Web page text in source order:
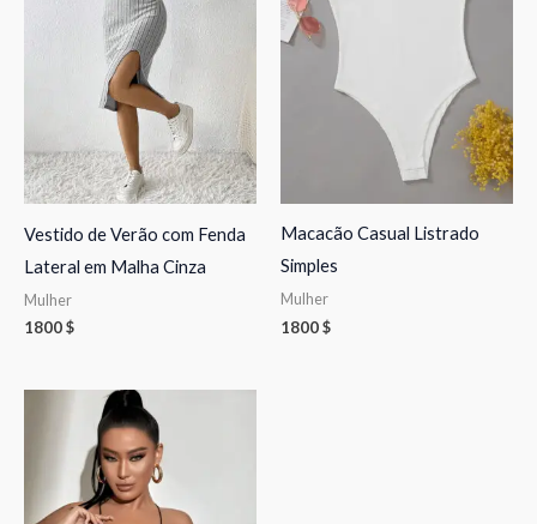
Vestido de Verão com Fenda
Lateral em Malha Cinza
Mulher
1800$
Macacão Casual Listrado
Simples
Mulher
1800$